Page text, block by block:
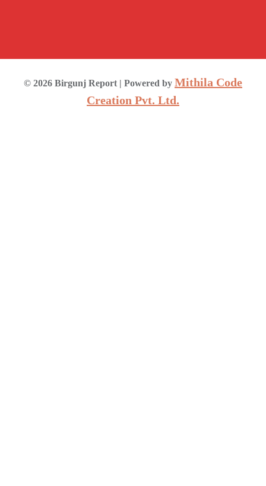
© 2026 Birgunj Report | Powered by Mithila Code
Creation Pvt. Ltd.